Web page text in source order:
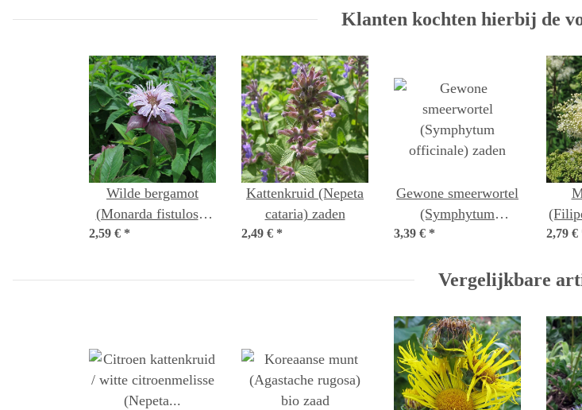
Klanten kochten hierbij de
Wilde bergamot
(Monarda fistulosa)
bio zaad
2,59 € *
Kattenkruid (Nepeta
cataria) zaden
2,49 € *
Gewone smeerwortel
(Symphytum
officinale) zaden
3,39 € * 2,79 €
Vergelijkbare